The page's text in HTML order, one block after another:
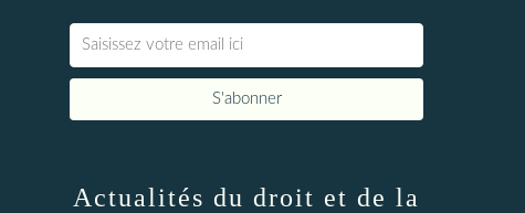
Actualités du droit et de la